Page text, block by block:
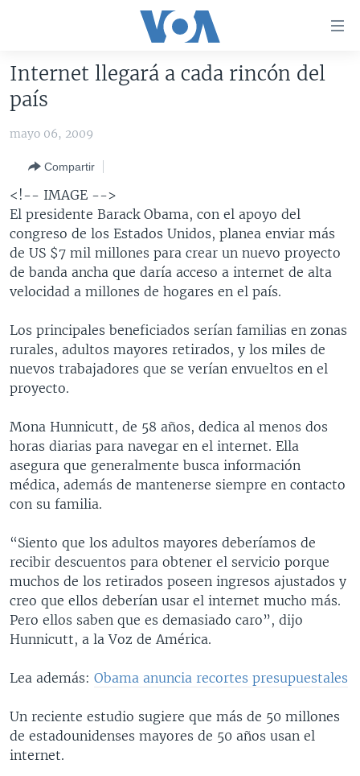
accesibilidad
contenido
principal
Salte
navegador
principal
Salte
búsqueda
AMÉRICA DEL NORTE
MÉXICO
HAITÍ
ELECCIONES EEUU 2024
ELECCIONES EEUU
VOTO DIVIDIDO
VOA VERIFICA
VOA VERIFICA UCRANIA/RUSIA
VOA VERIFICA INMIGRACIÓN
VOA VERIFICA AMÉRICA LATINA
AMÉRICA LATINA
ARGENTINA
BOLIVIA
COLOMBIA
CHILE
ECUADOR
VENEZUELA
CHINA EN AMÉRICA LATINA
CENTROAMÉRICA
COSTA RICA
EL SALVADOR
HONDURAS
NICARAGUA
OTRAS SECCIONES
INMIGRACIÓN
MUNDO
ECONOMÍA
TECNOLOGÍA
DEPORTES
CIENCIA Y SALUD
ESPECIALES DE LA VOA
UCRANIA
MULTIMEDIA
FOTOGRAFÍA
AUDIOS
EL MUNDO AL DÍA
FORO INTERAMERICANO
VISIÓN 360
PANORAMA
RADIO
AVANCE INFORMATIVO
AUDIONOTICIAS
ESTADOS UNIDOS AL DÍA
EL MUNDO AL DÍA [RADIO]
FORO [RADIO]
DEPORTIVO INTERNACIONAL
DIRECT
DOCUMENTALES DE LA VOA
SÍGANOS
Internet llegará a cada rincón del
país
mayo 06, 2009
Compartir
<!-- IMAGE -->
El presidente Barack Obama, con el apoyo del
congreso de los Estados Unidos, planea enviar más
de US $7 mil millones para crear un nuevo proyecto
de banda ancha que daría acceso a internet de alta
velocidad a millones de hogares en el país.
Los principales beneficiados serían familias en zonas
rurales, adultos mayores retirados, y los miles de
nuevos trabajadores que se verían envueltos en el
proyecto.
Mona Hunnicutt, de 58 años, dedica al menos dos
horas diarias para navegar en el internet. Ella
asegura que generalmente busca información
médica, además de mantenerse siempre en contacto
con su familia.
“Siento que los adultos mayores deberíamos de
recibir descuentos para obtener el servicio porque
muchos de los retirados poseen ingresos ajustados y
creo que ellos deberían usar el internet mucho más.
Pero ellos saben que es demasiado caro”, dijo
Hunnicutt, a la Voz de América.
Lea además: Obama anuncia recortes presupuestales
Un reciente estudio sugiere que más de 50 millones
de estadounidenses mayores de 50 años usan el
internet.